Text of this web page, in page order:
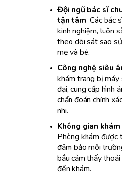
Đội ngũ bác sĩ
tận tâm: Các bác
kinh nghiệm, luôn
theo dõi sát sao
mẹ và bé.
Công nghệ siêu
khám trang bị máy
đại, cung cấp hình
chẩn đoán chính
nhi.
Không gian
Phòng khám được
đảm bảo môi
bầu cảm thấy
đến khám.